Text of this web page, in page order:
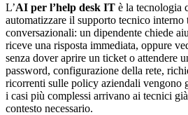
L’AI per l’help desk IT è la tecnologia
automatizzare il supporto tecnico interno
conversazionali: un dipendente chiede
riceve una risposta immediata, oppure
senza dover aprire un ticket o attendere
password, configurazione della rete,
ricorrenti sulle policy aziendali vengono
i casi più complessi arrivano ai tecnici
contesto necessario.